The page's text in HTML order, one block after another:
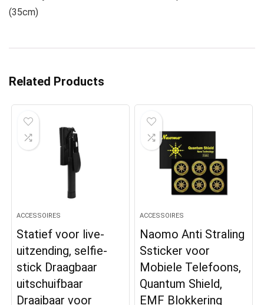
(35cm)
Related Products
ACCESSOIRES
Statief voor live-
uitzending, selfie-
stick Draagbaar
uitschuifbaar
Draaibaar voor
ACCESSOIRES
Naomo Anti Straling
Ssticker voor
Mobiele Telefoons,
Quantum Shield,
EMF Blokkering